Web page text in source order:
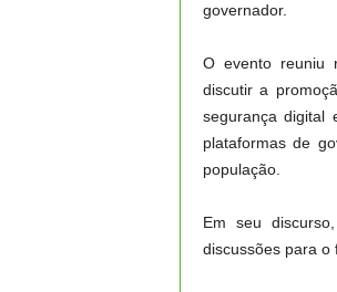
governador.
O evento reuniu
discutir a
segurança digital
plataformas de
população.
Em seu
discussões para o